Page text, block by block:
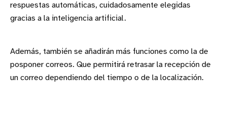
respuestas automáticas, cuidadosamente elegidas
gracias a la inteligencia artificial.
Además, también se añadirán más funciones como la de
posponer correos. Que permitirá retrasar la recepción de
un correo dependiendo del tiempo o de la localización.